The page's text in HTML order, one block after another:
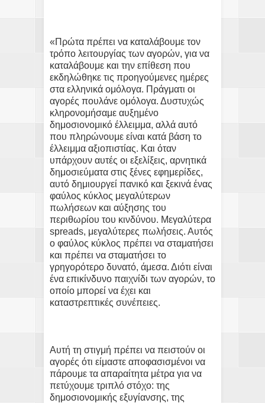
«Πρώτα πρέπει να καταλάβουμε τον
τρόπο λειτουργίας των αγορών, για να
καταλάβουμε και την επίθεση που
εκδηλώθηκε τις προηγούμενες ημέρες
στα ελληνικά ομόλογα. Πράγματι οι
αγορές πουλάνε ομόλογα. Δυστυχώς
κληρονομήσαμε αυξημένο
δημοσιονομικό έλλειμμα, αλλά αυτό
που πληρώνουμε είναι κατά βάση το
έλλειμμα αξιοπιστίας. Και όταν
υπάρχουν αυτές οι εξελίξεις, αρνητικά
δημοσιεύματα στις ξένες εφημερίδες,
αυτό δημιουργεί πανικό και ξεκινά ένας
φαύλος κύκλος μεγαλύτερων
πωλήσεων και αύξησης του
περιθωρίου του κινδύνου. Μεγαλύτερα
spreads, μεγαλύτερες πωλήσεις. Αυτός
ο φαύλος κύκλος πρέπει να σταματήσει
και πρέπει να σταματήσει το
γρηγορότερο δυνατό, άμεσα. Διότι είναι
ένα επικίνδυνο παιχνίδι των αγορών, το
οποίο μπορεί να έχει και
καταστρεπτικές συνέπειες.
Αυτή τη στιγμή πρέπει να πειστούν οι
αγορές ότι είμαστε αποφασισμένοι να
πάρουμε τα απαραίτητα μέτρα για να
πετύχουμε τριπλό στόχο: της
δημοσιονομικής εξυγίανσης, της